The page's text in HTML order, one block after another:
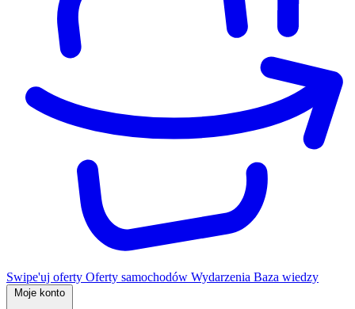
Swipe'uj oferty Oferty samochodów Wydarzenia Baza wiedzy
Moje konto